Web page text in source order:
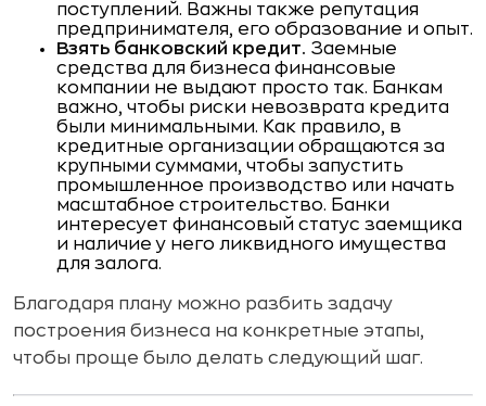
поступлений. Важны также репутация
предпринимателя, его образование и опыт.
Взять банковский кредит. Заемные
средства для бизнеса финансовые
компании не выдают просто так. Банкам
важно, чтобы риски невозврата кредита
были минимальными. Как правило, в
кредитные организации обращаются за
крупными суммами, чтобы запустить
промышленное производство или начать
масштабное строительство. Банки
интересует финансовый статус заемщика
и наличие у него ликвидного имущества
для залога.
Благодаря плану можно разбить задачу
построения бизнеса на конкретные этапы,
чтобы проще было делать следующий шаг.